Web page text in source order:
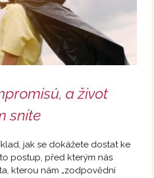
a život
sníte
jak se dokážete dostat ke
postup, před kterým nás
kterou nám „zodpovědní